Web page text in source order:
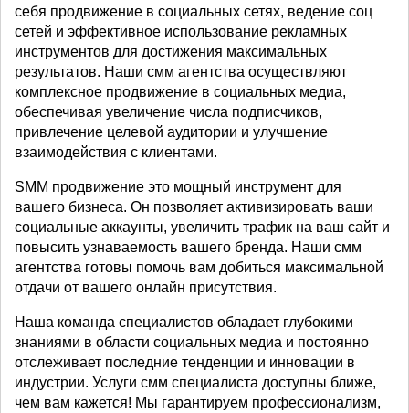
себя продвижение в социальных сетях, ведение соц
сетей и эффективное использование рекламных
инструментов для достижения максимальных
результатов. Наши смм агентства осуществляют
комплексное продвижение в социальных медиа,
обеспечивая увеличение числа подписчиков,
привлечение целевой аудитории и улучшение
взаимодействия с клиентами.
SMM продвижение это мощный инструмент для
вашего бизнеса. Он позволяет активизировать ваши
социальные аккаунты, увеличить трафик на ваш сайт и
повысить узнаваемость вашего бренда. Наши смм
агентства готовы помочь вам добиться максимальной
отдачи от вашего онлайн присутствия.
Наша команда специалистов обладает глубокими
знаниями в области социальных медиа и постоянно
отслеживает последние тенденции и инновации в
индустрии. Услуги смм специалиста доступны ближе,
чем вам кажется! Мы гарантируем профессионализм,